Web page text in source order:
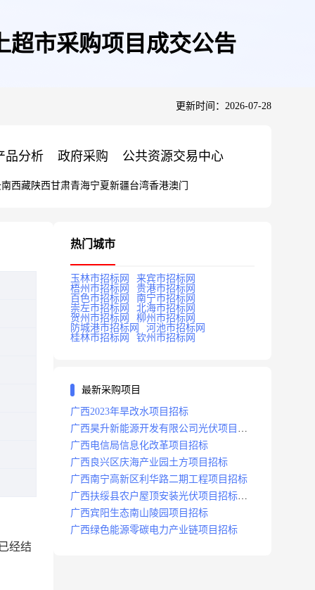
超市采购项目成交公告
更新时间：2026-07-28
品分析 政府采购 公共资源交易中心
西藏陕西甘肃青海宁夏新疆台湾香港澳门
经结
热门城市
玉林市招标网
来宾市招标网
梧州市招标网
贵港市招标网
百色市招标网
南宁市招标网
崇左市招标网
北海市招标网
贺州市招标网
柳州市招标网
防城港市招标网
河池市招标网
桂林市招标网
钦州市招标网
最新采购项目
广西2023年旱改水项目招标
广西昊升新能源开发有限公司光伏项目招
标
广西电信局信息化改革项目招标
广西良兴区庆海产业园土方项目招标
广西南宁高新区利华路二期工程项目招标
广西扶绥县农户屋顶安装光伏项目招标公
告
广西宾阳生态南山陵园项目招标
广西绿色能源零碳电力产业链项目招标